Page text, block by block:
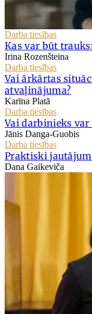
Darba tiesības
Kas var būt
Irina Rozenšteina
Darba tiesības
Vai ārkārtas
atvaļinājuma?
Karīna Platā
Darba tiesības
Vai darbinieks
Jānis Danga-Guobis
Darba tiesības
Praktiski
Dana Gaikeviča